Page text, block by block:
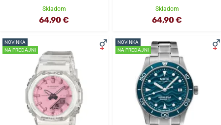
Skladom
64,90 €
Skladom
64,90 €
NOVINKA
NA PREDAJNI
NOVINKA
NA PREDAJNI